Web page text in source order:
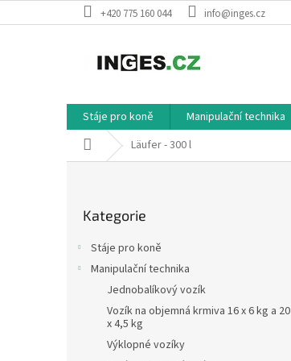
na
+420 775 160 044 info@inges.cz
Stáje pro koně Manipulační technika
Domů Läufer - 300 l
kategorie
Kategorie
Stáje pro koně
Manipulační technika
Jednobalíkový vozík
Vozík na objemná krmiva 16 x 6 kg a 20
x 4,5 kg
Výklopné vozíky